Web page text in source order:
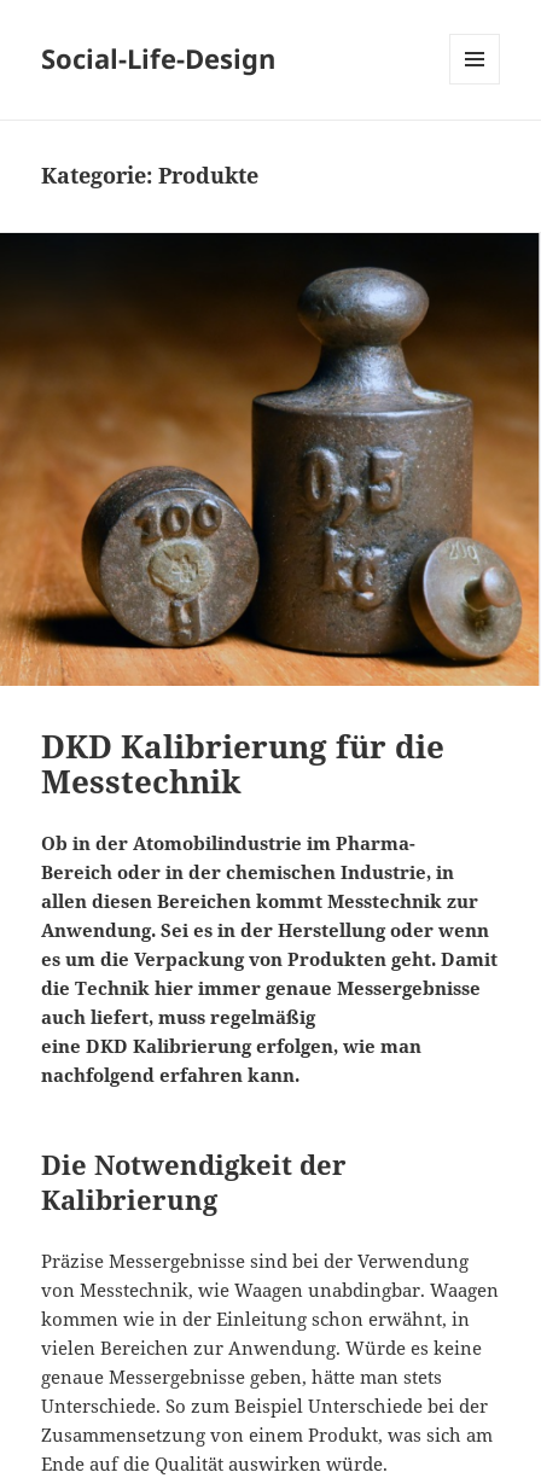
Social-Life-Design
Kategorie:Produkte
DKD Kalibrierung für die
Messtechnik
Ob in derAtomobilindustrie imPharma-
Bereich oder in der chemischen Industrie, in
allen diesen Bereichen kommt Messtechnik zur
Anwendung. Sei es in der Herstellung oder wenn
es um die Verpackung von Produkten geht. Damit
die Technik hier immer genaue Messergebnisse
auch liefert, muss regelmäßig
eineDKD Kalibrierung erfolgen, wie man
nachfolgend erfahren kann.
Die Notwendigkeit der
Kalibrierung
Präzise Messergebnisse sind bei der Verwendung
von Messtechnik, wie Waagen unabdingbar. Waagen
kommen wie in der Einleitung schon erwähnt, in
vielen Bereichen zur Anwendung. Würde es keine
genaue Messergebnisse geben, hätte man stets
Unterschiede. So zum Beispiel Unterschiede bei der
Zusammensetzung von einem Produkt, was sich am
Ende auf die Qualität auswirken würde.